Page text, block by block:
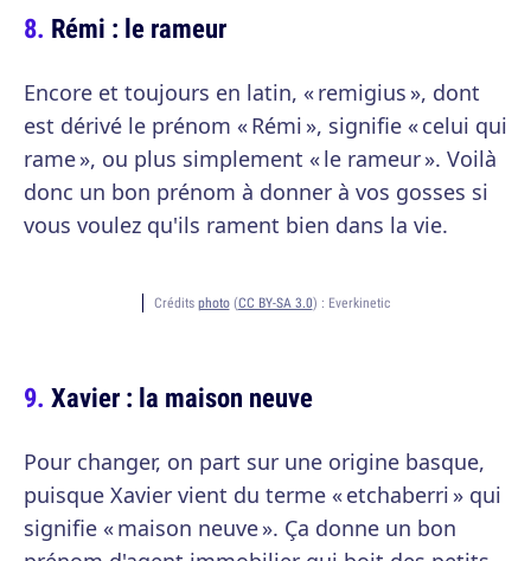
Rémi : le rameur
Encore et toujours en latin, « remigius », dont
est dérivé le prénom « Rémi », signifie « celui qui
rame », ou plus simplement « le rameur ». Voilà
donc un bon prénom à donner à vos gosses si
vous voulez qu'ils rament bien dans la vie.
Crédits photo(CC BY-SA 3.0) : Everkinetic
Xavier : la maison neuve
Pour changer, on part sur une origine basque,
puisque Xavier vient du terme « etchaberri » qui
signifie « maison neuve ». Ça donne un bon